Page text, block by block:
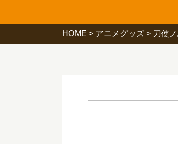
HOME > アニメグッズ > 刀使